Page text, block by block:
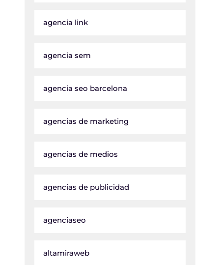
agencia link
agencia sem
agencia seo barcelona
agencias de marketing
agencias de medios
agencias de publicidad
agenciaseo
altamiraweb